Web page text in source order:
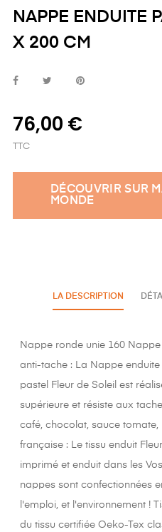
NAPPE ENDUITE
X 200 CM
76,00 €
TTC
DÉCOUVRIR SUR
MONDE
LA DESCRIPTION
Nappe ronde unie 160
anti-tache : La Nappe
pastel Fleur de Soleil est
supérieure et résiste aux
café, chocolat, sauce tomate,
française : Le tissu enduit
imprimé et enduit dans les
nappes sont confectionnées
l'emploi, et l'environnement !
du tissu certifiée Oeko-Tex